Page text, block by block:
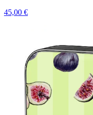
45,00 €